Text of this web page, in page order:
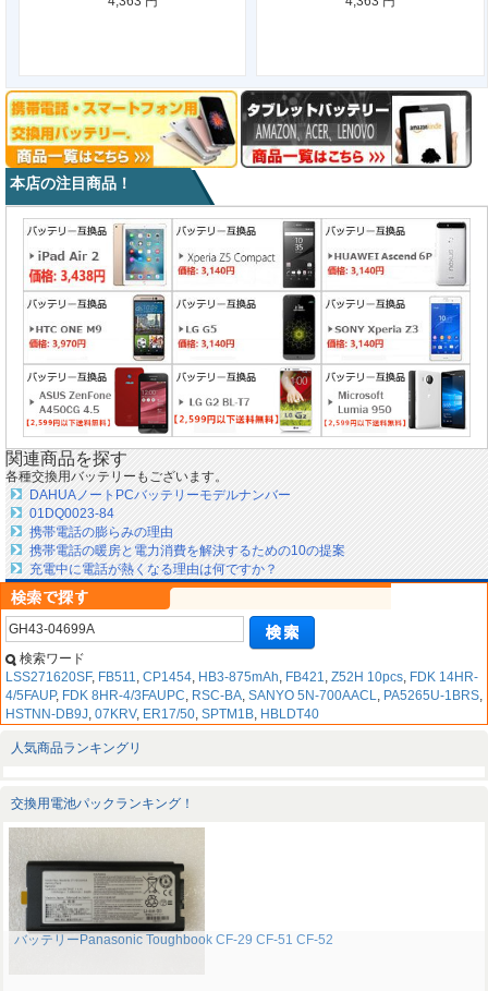
本店の注目商品！
関連商品を探す
各種交換用バッテリーもございます。
DAHUAノートPCバッテリーモデルナンバー
01DQ0023-84
携帯電話の膨らみの理由
携帯電話の暖房と電力消費を解決するための10の提案
充電中に電話が熱くなる理由は何ですか？
検索ワード
LSS271620SF, FB511, CP1454, HB3-875mAh, FB421, Z52H 10pcs, FDK 14HR-
4/5FAUP, FDK 8HR-4/3FAUPC, RSC-BA, SANYO 5N-700AACL, PA5265U-1BRS,
HSTNN-DB9J, 07KRV, ER17/50, SPTM1B, HBLDT40
人気商品ランキングリ
交換用電池パックランキング！
バッテリーPanasonic Toughbook CF-29 CF-51 CF-52